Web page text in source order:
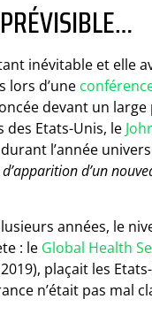
inévitable et elle
lors d’une
devant un large
Etats-Unis, le
l’année
d’un
années, le
: le Global Health
plaçait les
n’était pas mal